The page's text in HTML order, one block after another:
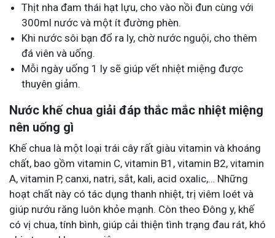
Thịt nha đam thái hạt lựu, cho vào nồi đun cùng với
300ml nước và một ít đường phèn.
Khi nước sôi bạn đổ ra ly, chờ nước nguội, cho thêm
đá viên và uống.
Mỗi ngày uống 1 ly sẽ giúp vết nhiệt miệng được
thuyên giảm.
Nước khế chua giải đáp thắc mắc nhiệt miệng
nên uống gì
Khế chua là một loại trái cây rất giàu vitamin và khoáng
chất, bao gồm vitamin C, vitamin B1, vitamin B2, vitamin
A, vitamin P, canxi, natri, sắt, kali, acid oxalic,… Những
hoạt chất này có tác dụng thanh nhiệt, trị viêm loét và
giúp nướu răng luôn khỏe mạnh. Còn theo Đông y, khế
có vị chua, tính bình, giúp cải thiện tình trạng đau rát, khó